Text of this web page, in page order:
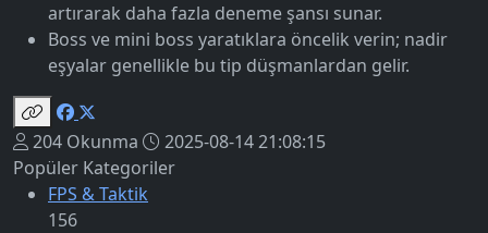
artırarak daha fazla deneme şansı sunar.
Boss ve mini boss yaratıklara öncelik verin; nadir
eşyalar genellikle bu tip düşmanlardan gelir.
204 Okunma
2025-08-14 21:08:15
Popüler Kategoriler
FPS & Taktik
156